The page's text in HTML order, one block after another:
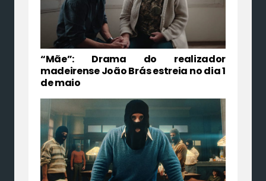
“Mãe”: Drama do realizador
madeirense João Brás estreia no dia 1
de maio